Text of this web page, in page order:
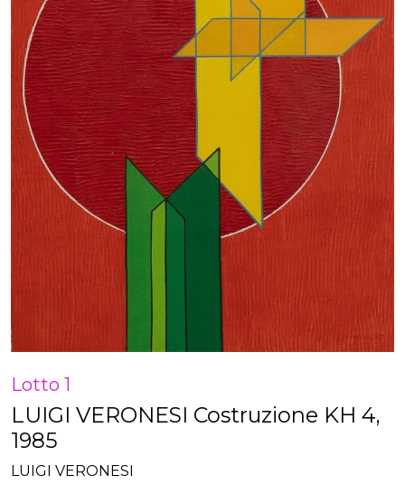
Lotto 1
LUIGI VERONESI Costruzione KH 4,
1985
LUIGI VERONESI